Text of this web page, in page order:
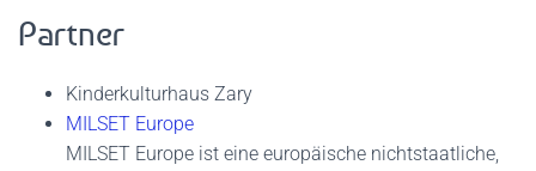
Partner
Kinderkulturhaus Zary
MILSET Europe
MILSET Europe ist eine europäische nichtstaatliche,